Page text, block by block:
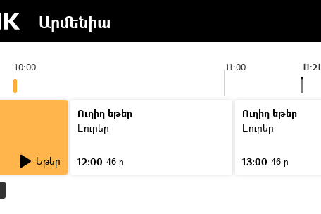
Արմենիա
10:00 11:00 11:21
Եթեր
Ուղիղ եթեր
Լուրեր
12:00 46 ր
Ուղիղ եթեր
Լուրեր
13:00 46 ր